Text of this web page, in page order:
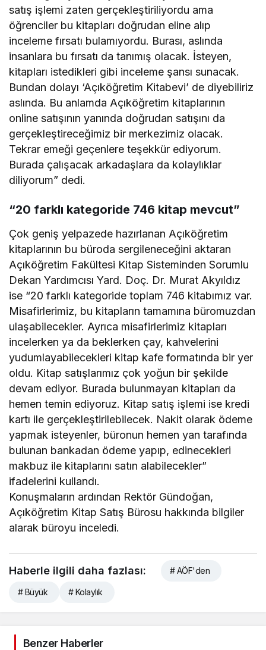
satış işlemi zaten gerçekleştiriliyordu ama
öğrenciler bu kitapları doğrudan eline alıp
inceleme fırsatı bulamıyordu. Burası, aslında
insanlara bu fırsatı da tanımış olacak. İsteyen,
kitapları istedikleri gibi inceleme şansı sunacak.
Bundan dolayı ‘Açıköğretim Kitabevi’ de diyebiliriz
aslında. Bu anlamda Açıköğretim kitaplarının
online satışının yanında doğrudan satışını da
gerçekleştireceğimiz bir merkezimiz olacak.
Tekrar emeği geçenlere teşekkür ediyorum.
Burada çalışacak arkadaşlara da kolaylıklar
diliyorum” dedi.
“20 farklı kategoride 746 kitap mevcut”
Çok geniş yelpazede hazırlanan Açıköğretim
kitaplarının bu büroda sergileneceğini aktaran
Açıköğretim Fakültesi Kitap Sisteminden Sorumlu
Dekan Yardımcısı Yard. Doç. Dr. Murat Akyıldız
ise “20 farklı kategoride toplam 746 kitabımız var.
Misafirlerimiz, bu kitapların tamamına büromuzdan
ulaşabilecekler. Ayrıca misafirlerimiz kitapları
incelerken ya da beklerken çay, kahvelerini
yudumlayabilecekleri kitap kafe formatında bir yer
oldu. Kitap satışlarımız çok yoğun bir şekilde
devam ediyor. Burada bulunmayan kitapları da
hemen temin ediyoruz. Kitap satış işlemi ise kredi
kartı ile gerçekleştirilebilecek. Nakit olarak ödeme
yapmak isteyenler, büronun hemen yan tarafında
bulunan bankadan ödeme yapıp, edinecekleri
makbuz ile kitaplarını satın alabilecekler”
ifadelerini kullandı.
Konuşmaların ardından Rektör Gündoğan,
Açıköğretim Kitap Satış Bürosu hakkında bilgiler
alarak büroyu inceledi.
Haberle ilgili daha fazlası: # AÖF'den
# Büyük # Kolaylık
Benzer Haberler